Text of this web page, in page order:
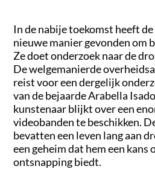
In de nabije toekomst heeft
nieuwe manier gevonden om
Ze doet onderzoek naar de
De welgemanierde
reist voor een dergelijk
van de bejaarde Arabella
kunstenaar blijkt over een
videobanden te beschikken.
bevatten een leven lang aan
een geheim dat hem een kans
ontsnapping biedt.